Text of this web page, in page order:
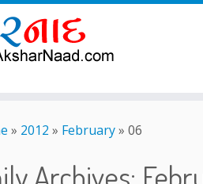
» 2012 » February» 06
Archives: